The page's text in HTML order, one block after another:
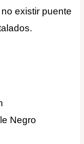
existir puente
Negro